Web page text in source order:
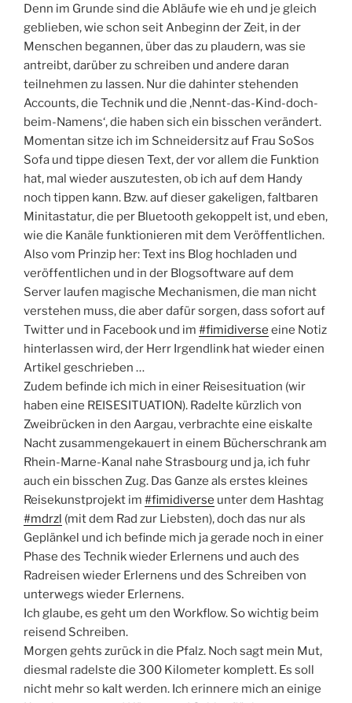
Denn im Grunde sind die Abläufe wie eh und je gleich
geblieben, wie schon seit Anbeginn der Zeit, in der
Menschen begannen, über das zu plaudern, was sie
antreibt, darüber zu schreiben und andere daran
teilnehmen zu lassen. Nur die dahinter stehenden
Accounts, die Technik und die ‚Nennt-das-Kind-doch-
beim-Namens‘, die haben sich ein bisschen verändert.
Momentan sitze ich im Schneidersitz auf Frau SoSos
Sofa und tippe diesen Text, der vor allem die Funktion
hat, mal wieder auszutesten, ob ich auf dem Handy
noch tippen kann. Bzw. auf dieser gakeligen, faltbaren
Minitastatur, die per Bluetooth gekoppelt ist, und eben,
wie die Kanäle funktionieren mit dem Veröffentlichen.
Also vom Prinzip her: Text ins Blog hochladen und
veröffentlichen und in der Blogsoftware auf dem
Server laufen magische Mechanismen, die man nicht
verstehen muss, die aber dafür sorgen, dass sofort auf
Twitter und in Facebook und im #fimidiverse eine Notiz
hinterlassen wird, der Herr Irgendlink hat wieder einen
Artikel geschrieben …
Zudem befinde ich mich in einer Reisesituation (wir
haben eine REISESITUATION). Radelte kürzlich von
Zweibrücken in den Aargau, verbrachte eine eiskalte
Nacht zusammengekauert in einem Bücherschrank am
Rhein-Marne-Kanal nahe Strasbourg und ja, ich fuhr
auch ein bisschen Zug. Das Ganze als erstes kleines
Reisekunstprojekt im #fimidiverse unter dem Hashtag
#mdrzl (mit dem Rad zur Liebsten), doch das nur als
Geplänkel und ich befinde mich ja gerade noch in einer
Phase des Technik wieder Erlernens und auch des
Radreisen wieder Erlernens und des Schreiben von
unterwegs wieder Erlernens.
Ich glaube, es geht um den Workflow. So wichtig beim
reisend Schreiben.
Morgen gehts zurück in die Pfalz. Noch sagt mein Mut,
diesmal radelste die 300 Kilometer komplett. Es soll
nicht mehr so kalt werden. Ich erinnere mich an einige